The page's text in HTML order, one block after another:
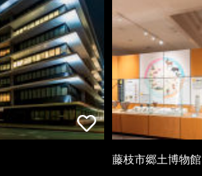
藤枝市郷土博物館